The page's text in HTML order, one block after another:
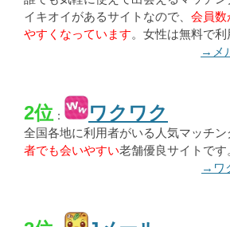
イキオイがあるサイトなので、 会員数
やすくなっています。女性は無料で利
→メ
2位 ： ワクワク
全国各地に利用者がいる人気マッチン
者でも会いやすい老舗優良サイトです
→ワ